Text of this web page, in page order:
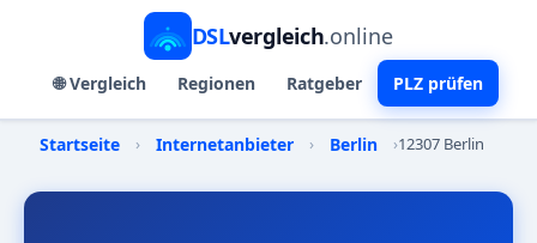
DSLvergleich.online
🌐 Vergleich Regionen Ratgeber PLZ prüfen
Startseite › Internetanbieter › Berlin ›12307 Berlin